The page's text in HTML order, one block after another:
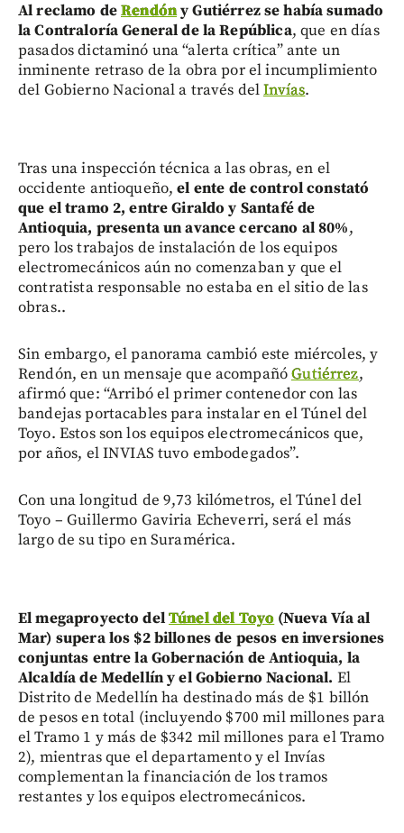
Al reclamo deRendóny Gutiérrez se había sumado
la Contraloría General de la República, que en días
pasados dictaminó una “alerta crítica” ante un
inminente retraso de la obra por el incumplimiento
del Gobierno Nacional a través delInvías.
Tras una inspección técnica a las obras, en el
occidente antioqueño,el ente de control constató
que el tramo 2, entre Giraldo y Santafé de
Antioquia, presenta un avance cercano al 80%,
pero los trabajos de instalación de los equipos
electromecánicos aún no comenzaban y que el
contratista responsable no estaba en el sitio de las
obras..
Sin embargo, el panorama cambió este miércoles, y
Rendón, en un mensaje que acompañóGutiérrez,
afirmó que: “Arribó el primer contenedor con las
bandejas portacables para instalar en el Túnel del
Toyo. Estos son los equipos electromecánicos que,
por años, el INVIAS tuvo embodegados”.
Con una longitud de 9,73 kilómetros, el Túnel del
Toyo – Guillermo Gaviria Echeverri, será el más
largo de su tipo en Suramérica.
El megaproyecto delTúnel del Toyo(Nueva Vía al
Mar) supera los $2 billones de pesos en inversiones
conjuntas entre la Gobernación de Antioquia, la
Alcaldía de Medellín y el Gobierno Nacional. El
Distrito de Medellín ha destinado más de $1 billón
de pesos en total (incluyendo $700 mil millones para
el Tramo 1 y más de $342 mil millones para el Tramo
2), mientras que el departamento y el Invías
complementan la financiación de los tramos
restantes y los equipos electromecánicos.